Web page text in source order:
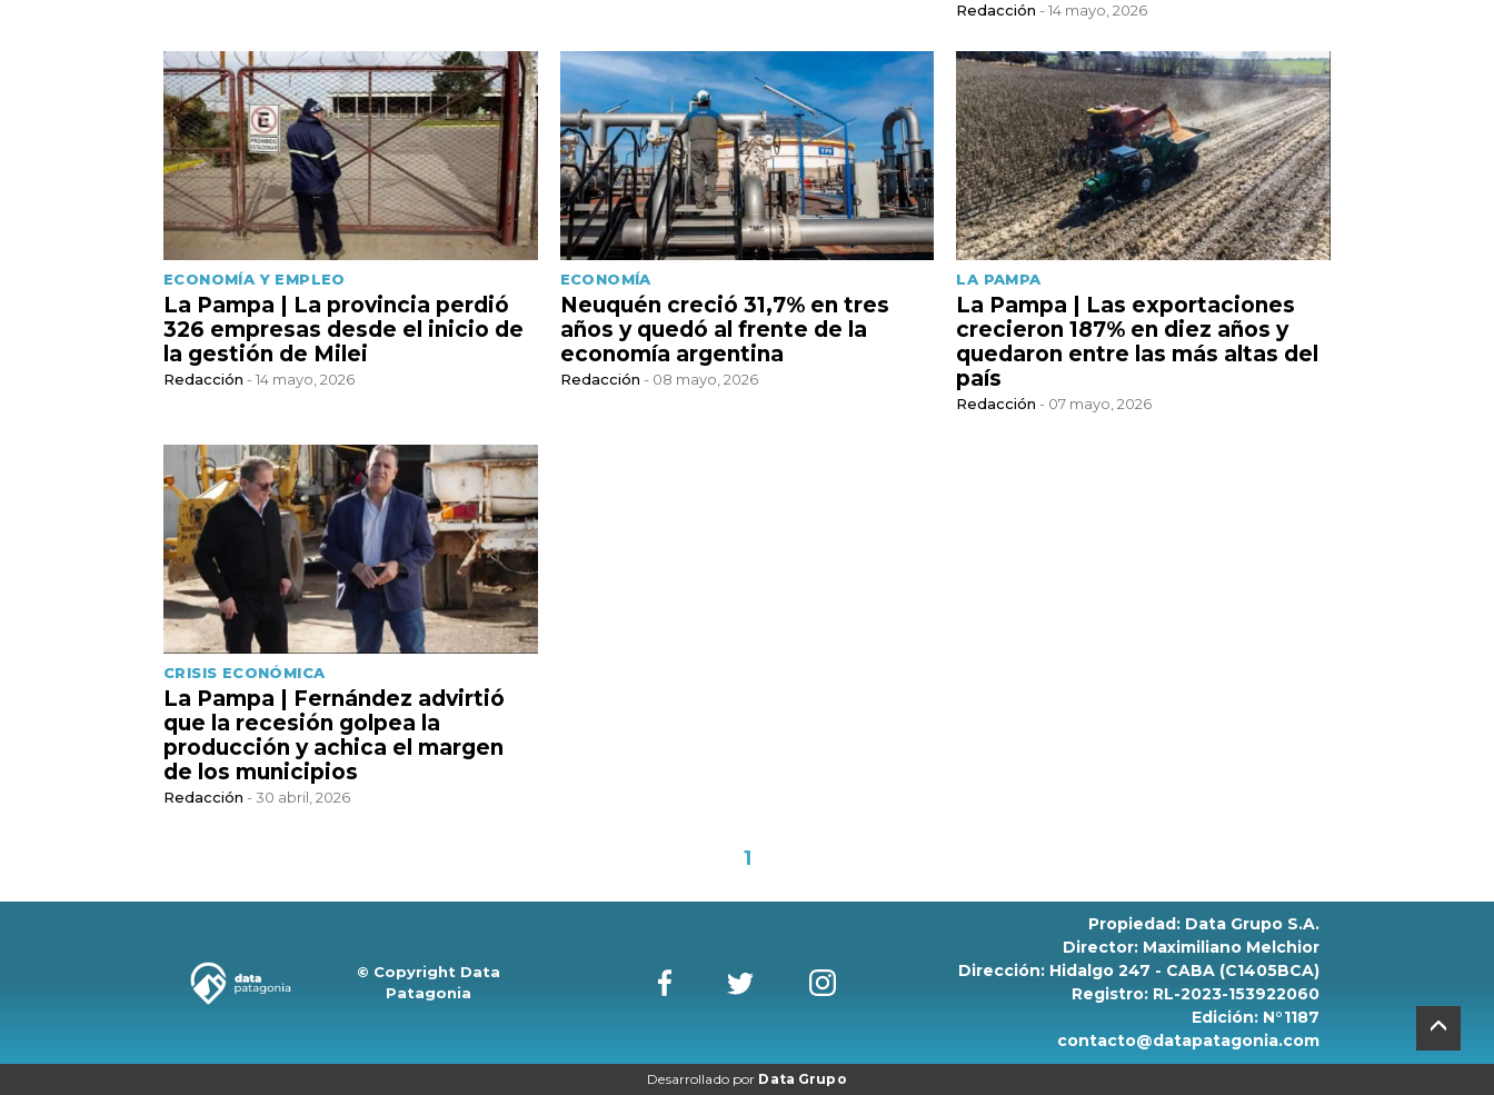
Redacción - 14 mayo, 2026
ECONOMÍA Y EMPLEO
La Pampa | La provincia perdió
326 empresas desde el inicio de
la gestión de Milei
Redacción - 14 mayo, 2026
ECONOMÍA
Neuquén creció 31,7% en tres
años y quedó al frente de la
economía argentina
Redacción - 08 mayo, 2026
LA PAMPA
La Pampa | Las exportaciones
crecieron 187% en diez años y
quedaron entre las más altas del
país
Redacción - 07 mayo, 2026
CRISIS ECONÓMICA
La Pampa | Fernández advirtió
que la recesión golpea la
producción y achica el margen
de los municipios
Redacción - 30 abril, 2026
1
© Copyright Data
Patagonia
Propiedad: Data Grupo S.A.
Director: Maximiliano Melchior
Dirección: Hidalgo 247 - CABA (C1405BCA)
Registro: RL-2023-153922060
Edición: N°1187
contacto@datapatagonia.com
Desarrollado por Data Grupo